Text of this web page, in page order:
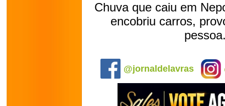
Chuva que caiu em
encobriu carros,
@jornaldelavras